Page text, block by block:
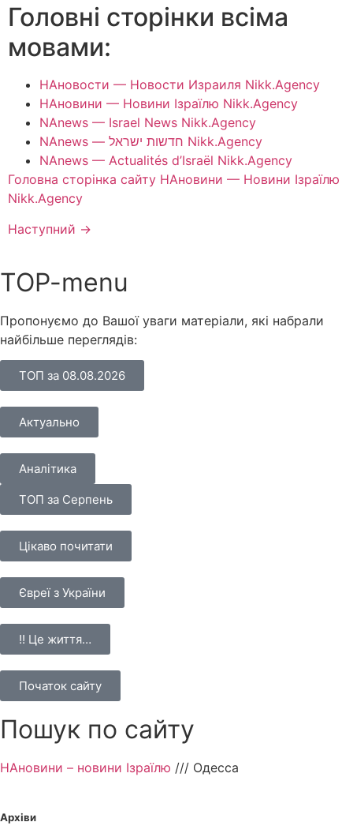
Головні сторінки всіма
мовами:
НАновости — Новости Израиля Nikk.Agency
НАновини — Новини Ізраїлю Nikk.Agency
NAnews — Israel News Nikk.Agency
NAnews — חדשות ישראל Nikk.Agency
NAnews — Actualités d’Israël Nikk.Agency
Головна сторінка сайту НАновини — Новини Ізраїлю
Nikk.Agency
Наступний →
TOP-menu
Пропонуємо до Вашої уваги матеріали, які набрали
найбільше переглядів:
ТОП за 08.08.2026
Актуально
Аналітика
ТОП за Серпень
Цікаво почитати
Євреї з України
!! Це життя…
Початок сайту
Пошук по сайту
НАновини – новини Ізраїлю /// Одесса
Архіви